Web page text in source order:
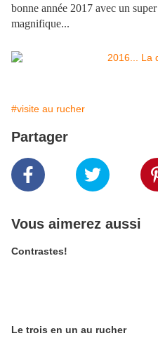
bonne année 2017 avec un
magnifique...
#visite au rucher
Partager
Vous aimerez aussi
Contrastes!
Le trois en un au rucher